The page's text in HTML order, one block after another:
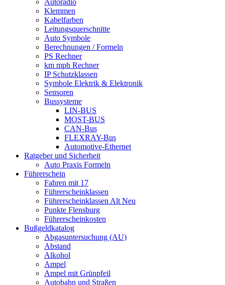
Autoradio
Klemmen
Kabelfarben
Leitungsquerschnitte
Auto Symbole
Berechnungen / Formeln
PS Rechner
km mph Rechner
IP Schutzklassen
Symbole Elektrik & Elektronik
Sensoren
Bussysteme
LIN-BUS
MOST-BUS
CAN-Bus
FLEXRAY-Bus
Automotive-Ethernet
Ratgeber und Sicherheit
Auto Praxis Formeln
Führerschein
Fahren mit 17
Führerscheinklassen
Führerscheinklassen Alt Neu
Punkte Flensburg
Führerscheinkosten
Bußgeldkatalog
Abgasuntersuchung (AU)
Abstand
Alkohol
Ampel
Ampel mit Grünpfeil
Autobahn und Straßen